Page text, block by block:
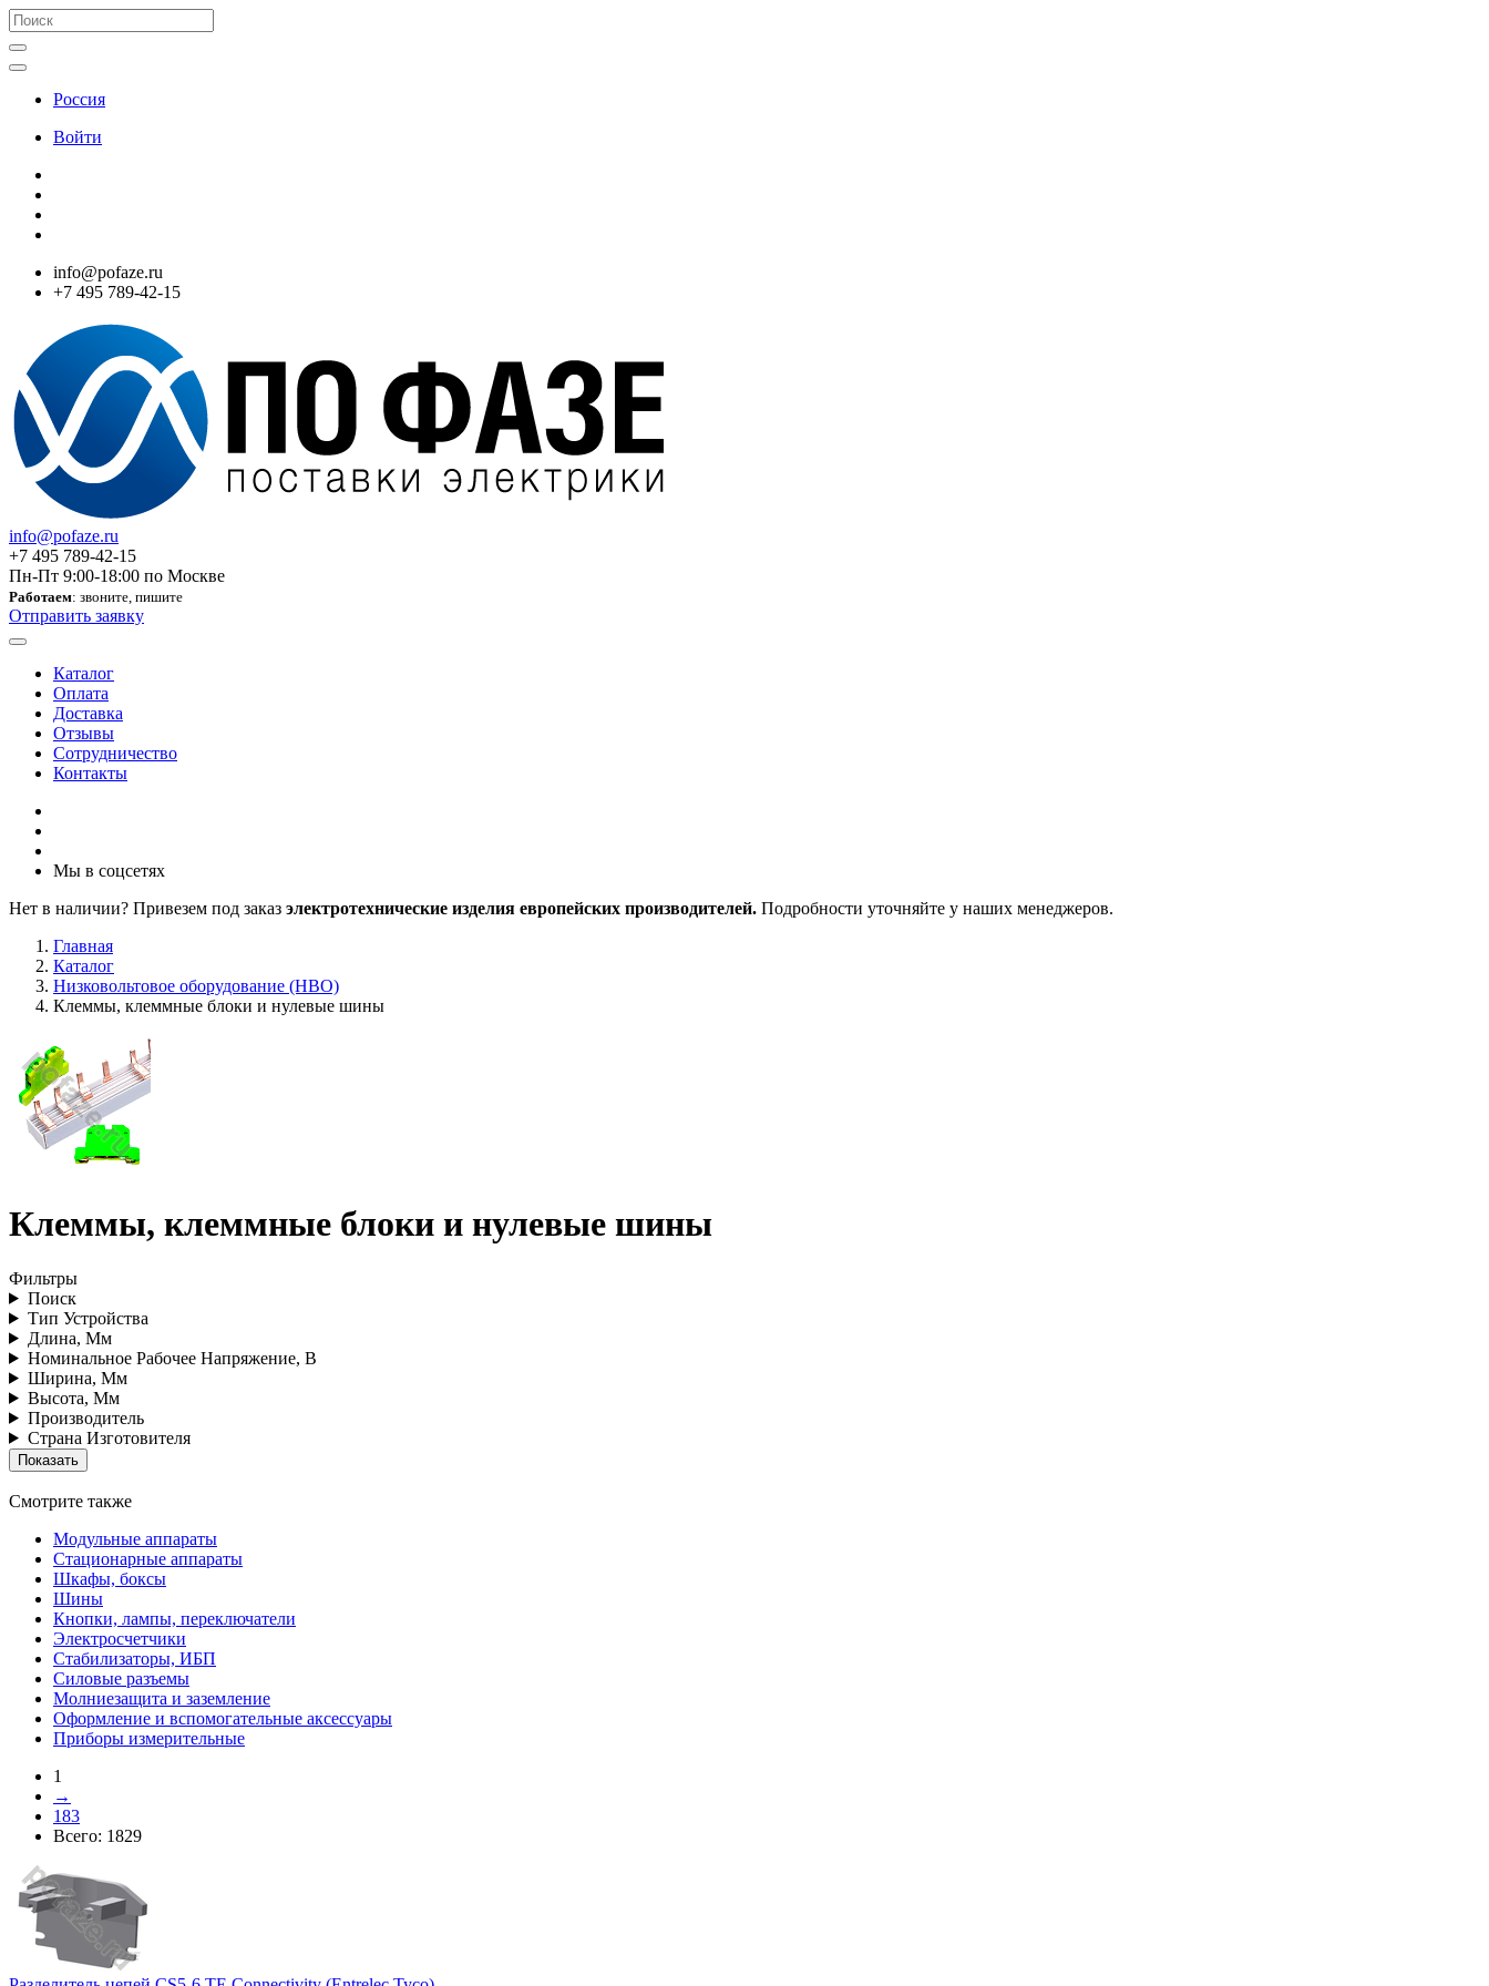
Россия
Войти
info@pofaze.ru
+7 495 789-42-15
info@pofaze.ru
+7 495 789-42-15
Пн-Пт 9:00-18:00 по Москве
Работаем: звоните, пишите
Отправить заявку
Каталог
Оплата
Доставка
Отзывы
Сотрудничество
Контакты
Мы в соцсетях
Нет в наличии? Привезем под заказ электротехнические изделия европейских производителей. Подробности уточняйте у наших менеджеров.
Главная
Каталог
Низковольтовое оборудование (НВО)
Клеммы, клеммные блоки и нулевые шины
Клеммы, клеммные блоки и нулевые шины
Фильтры
Поиск
Тип Устройства
Длина, Мм
Номинальное Рабочее Напряжение, В
Ширина, Мм
Высота, Мм
Производитель
Страна Изготовителя
Смотрите также
Модульные аппараты
Стационарные аппараты
Шкафы, боксы
Шины
Кнопки, лампы, переключатели
Электросчетчики
Стабилизаторы, ИБП
Силовые разъемы
Молниезащита и заземление
Оформление и вспомогательные аксессуары
Приборы измерительные
1
→
183
Всего: 1829